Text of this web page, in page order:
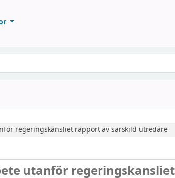
regeringskansliet rapport av särskild utredare
utanför regeringskansliet